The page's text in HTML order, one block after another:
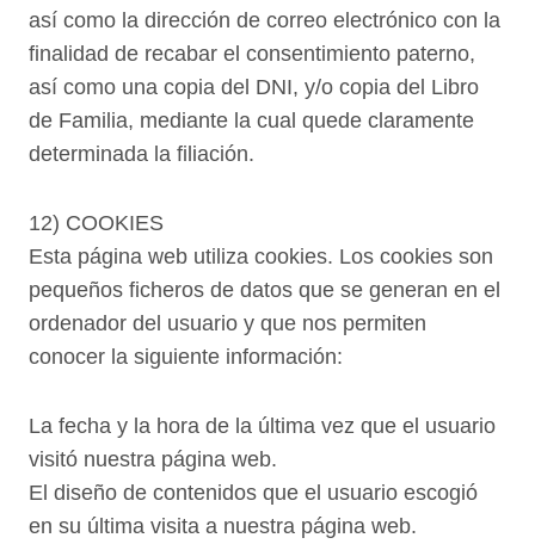
así como la dirección de correo electrónico con la
finalidad de recabar el consentimiento paterno,
así como una copia del DNI, y/o copia del Libro
de Familia, mediante la cual quede claramente
determinada la filiación.
12) COOKIES
Esta página web utiliza cookies. Los cookies son
pequeños ficheros de datos que se generan en el
ordenador del usuario y que nos permiten
conocer la siguiente información:
La fecha y la hora de la última vez que el usuario
visitó nuestra página web.
El diseño de contenidos que el usuario escogió
en su última visita a nuestra página web.